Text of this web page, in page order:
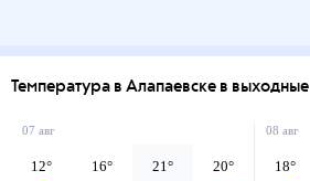
Температура в Алапаевске в выходные
07 авг
12° 16° 21° 20°
08 авг
18°